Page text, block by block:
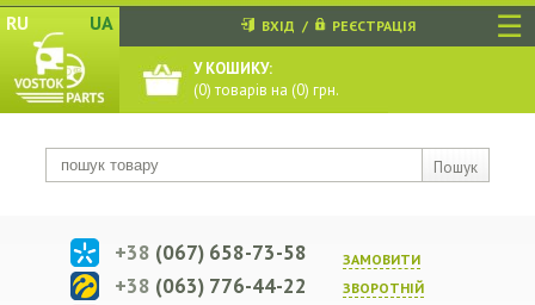
☰
RU UA
Пошук
ВХІД / РЕЄСТРАЦІЯ
У КОШИКУ:
(0) товарів на (0) грн.
ЗАМОВИТИ
ЗВОРОТНIЙ
+38 (067) 658-73-58
+38 (063) 776-44-22